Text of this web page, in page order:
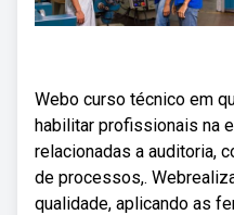
Webo curso técnico em
habilitar profissionais na
relacionadas a auditoria,
de processos,.
qualidade, aplicando as